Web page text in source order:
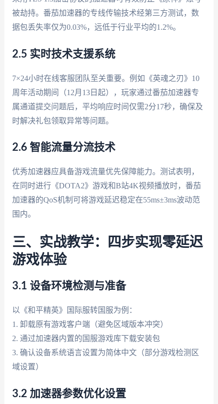
被劫持。番茄加速器的专线传输技术经第三方测试，数
据包丢失率仅为0.03%，远低于行业平均的1.2%。
2.5 实时技术支援系统
7×24小时在线客服团队至关重要。例如《英魂之刃》10
周年活动期间（12月13日起），玩家通过番茄加速器专
属通道提交问题后，平均响应时间仅需2分17秒，确保及
时解决礼包领取异常等问题。
2.6 智能流量分流技术
优秀加速器应具备游戏流量优先保障能力。测试表明，
在同时进行《DOTA2》游戏和B站4K视频播放时，番茄
加速器的QoS机制可将游戏延迟稳定在55ms±3ms波动范
围内。
三、实战教学：四步实现零延迟
游戏体验
3.1 设备环境检测与准备
以《和平精英》国际服转国服为例：
1. 卸载原有游戏客户端（避免区域版本冲突）
2. 通过加速器内置的国服游戏库下载安装包
3. 确认设备系统语言设置为简体中文（部分游戏检测区
域设置）
3.2 加速器参数优化设置